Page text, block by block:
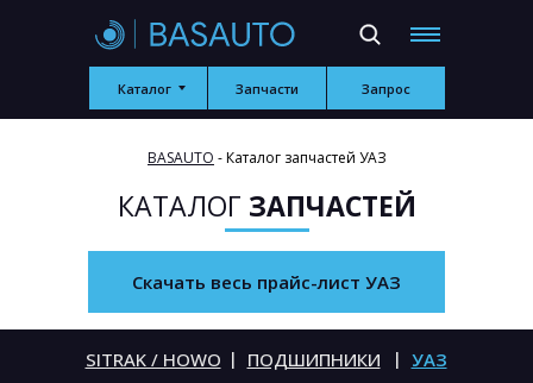
Запчасти
Каталог Запрос
Скачать весь прайс-лист УАЗ
BASAUTO - Каталог запчастей УАЗ
SITRAK / HOWO ПОДШИПНИКИ УАЗ
| |
КАТАЛОГ ЗАПЧАСТЕЙ